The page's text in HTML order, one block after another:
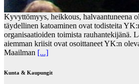
Kyvyttömyys, heikkous, halvaantuneena
täydellinen katoaminen ovat todisteita
organisaatioiden toimista rauhantekijänä.
aiemman kriisit ovat osoittaneet YK:n
Maailman [...]
Kunta & Kaupungit